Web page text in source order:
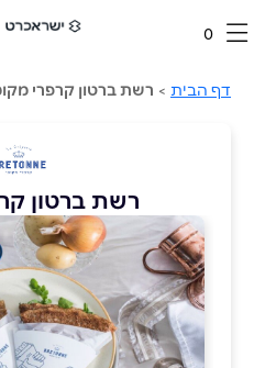
0
דף הבית > רשת ברטון קרפרי
רשת ברטון